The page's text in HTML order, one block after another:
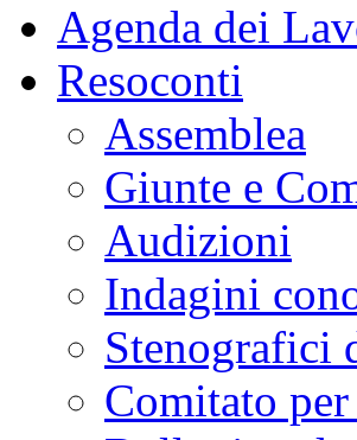
Agenda dei
Resoconti
Assemblea
Giunte e
Audizioni
Indagini
Stenografici
Comitato